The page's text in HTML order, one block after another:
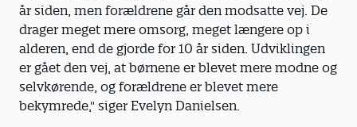
år siden, men forældrene går den modsatte vej. De
drager meget mere omsorg, meget længere op i
alderen, end de gjorde for 10 år siden. Udviklingen
er gået den vej, at børnene er blevet mere modne og
selvkørende, og forældrene er blevet mere
bekymrede," siger Evelyn Danielsen.